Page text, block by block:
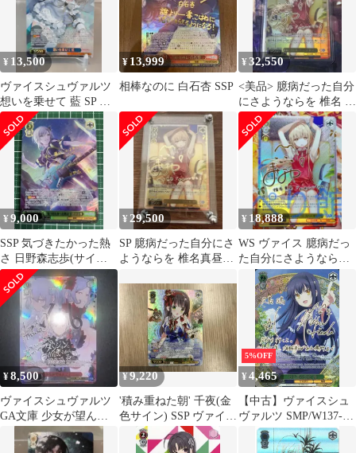
¥ 13,500
ヴァイスシュヴァルツ
想いを乗せて 藍 SP サ
イン
¥ 13,999
相棒なのに 白石杏 SSP
¥32,550
<美品> 臆病だった自分
にさようならを 椎名 真
昼 SP サイン
¥9,000
SSP 気づきたかった熱
さ 日野森志歩(サイン
入り)
¥29,500
SP 臆病だった自分にさ
ようならを 椎名真昼
¥ 18,888
WS ヴァイス 臆病だっ
た自分にさようならを
椎名 真昼 SP サイン
¥8,500
ヴァイスシュヴァルツ
GA文庫 少女が望んだ
こと シル SP サイン
¥9,220
'積み重ねた朝' 千夜(金
色サイン) SSP ヴァイス
シュヴァルツ ごちう
5%OFF
¥4,465
【中古】ヴァイスシュ
ヴァルツ SMP/W137-
016SP[SP]：(ホロ)“ひ
と夏の宝物”鴎(稗田